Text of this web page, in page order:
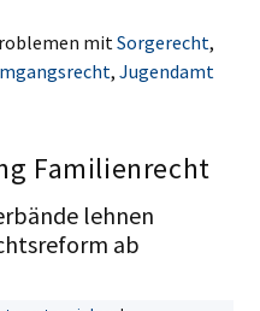
mit Sorgerecht,
, Jugendamt
Familienrecht
lehnen
ab